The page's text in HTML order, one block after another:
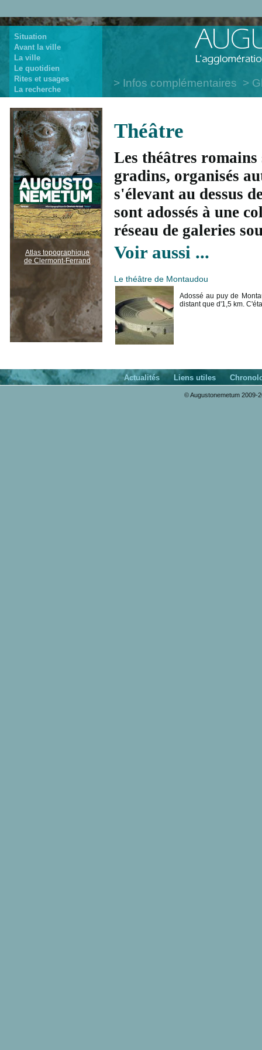
Situation
Avant la ville
La ville
Le quotidien
Rites et usages
La recherche
Infos complémentaires
Théâtre
Les théâtres romains
gradins, organisés
s'élevant au dessus
sont adossés à une
réseau de galeries
Voir aussi ...
Le théâtre de Montaudou
Adossé au puy de
distant que d'1,5 km.
Atlas topographique
de Clermont-Ferrand
Actualités Liens utiles
© Augustonemetum 2009-